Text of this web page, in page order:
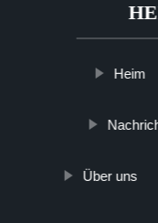
Heim
Über uns